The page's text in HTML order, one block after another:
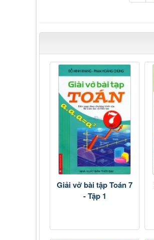
Giải vở bài tập Toán 7
- Tập 1